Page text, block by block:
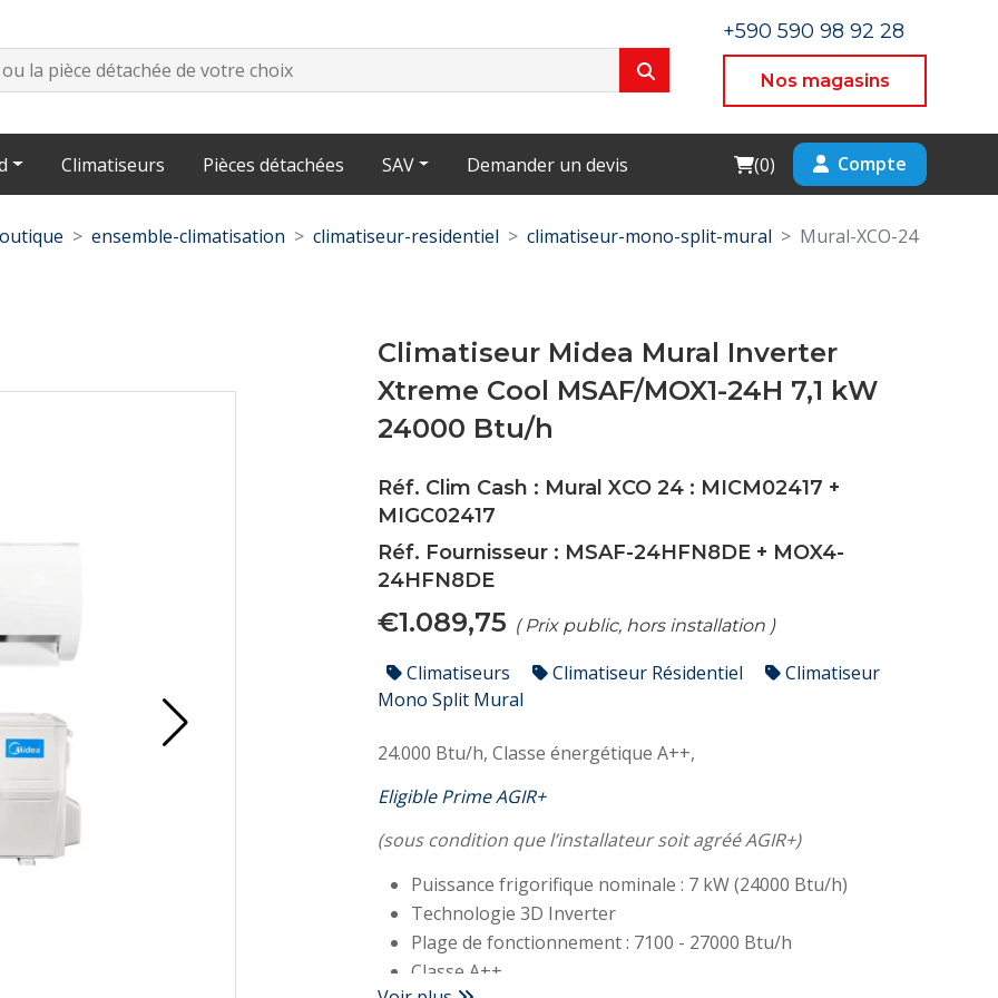
+590 590 98 92 28
Nos magasins
Climatiseurs Pièces détachées SAV Demander un devis Cart
(0) Compte
ensemble-climatisation climatiseur-residentiel climatiseur-mono-split-mural Mural-XCO-24
Climatiseur Midea Mural Inverter
Xtreme Cool MSAF/MOX1-24H 7,1 kW
24000 Btu/h
Réf. Clim Cash : Mural XCO 24 : MICM02417 +
MIGC02417
Réf. Fournisseur : MSAF-24HFN8DE + MOX4-
24HFN8DE
€1.089,75 ( Prix public, hors installation )
Climatiseurs Climatiseur Résidentiel
Climatiseur
Mono Split Mural
24.000 Btu/h, Classe énergétique A++,
Eligible Prime AGIR+
(sous condition que l’installateur soit agréé AGIR+)
Puissance frigorifique nominale : 7 kW (24000 Btu/h)
Technologie 3D Inverter
Plage de fonctionnement : 7100 - 27000 Btu/h
Classe A++